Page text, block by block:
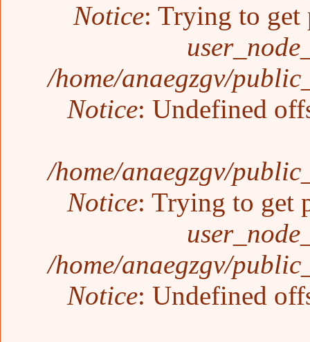
Notice: Trying to get
/home/anaegzgv/
Notice: Undefined
/home/anaegzgv/
Notice: Trying to get
/home/anaegzgv/
Notice: Undefined